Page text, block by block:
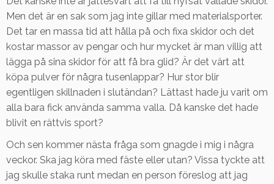
Men det är en sak som jag inte gillar med materialsporter.
Det tar en massa tid att hålla på och fixa skidor och det
kostar massor av pengar och hur mycket är man villig att
lägga på sina skidor för att få bra glid? Är det värt att
köpa pulver för några tusenlappar? Hur stor blir
egentligen skillnaden i slutändan? Lättast hade ju varit om
alla bara fick använda samma valla. Då kanske det hade
blivit en rättvis sport?
Och sen kommer nästa fråga som gnagde i mig i några
veckor. Ska jag köra med fäste eller utan? Vissa tyckte att
jag skulle staka runt medan en person föreslog att jag